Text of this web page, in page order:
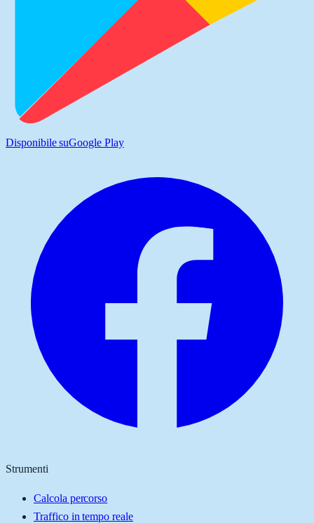
Disponibile suGoogle Play
Strumenti
Calcola percorso
Traffico in tempo reale